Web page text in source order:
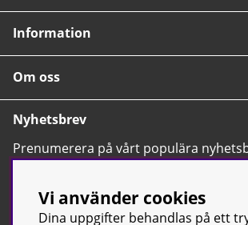
Information
Om oss
Nyhetsbrev
Prenumerera på vårt populära
tips, nyheter och våra allra bästa
Vi använder cookies
Dina uppgifter behandlas på ett